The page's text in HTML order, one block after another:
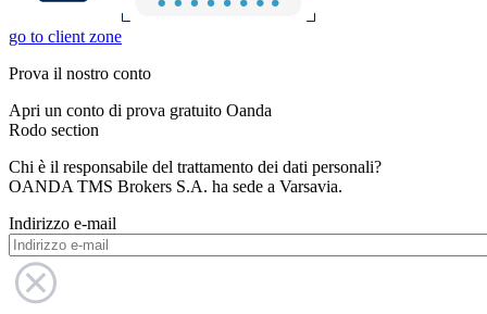
go to client zone
Prova il nostro conto
Apri un conto di prova gratuito Oanda
Rodo section
Chi è il responsabile del trattamento dei dati personali?
OANDA TMS Brokers S.A. ha sede a Varsavia.
Indirizzo e-mail